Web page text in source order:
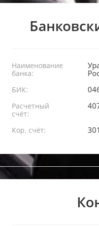
Наименование
банка:
БИК:
Расчетный
счёт:
Кор. счёт: